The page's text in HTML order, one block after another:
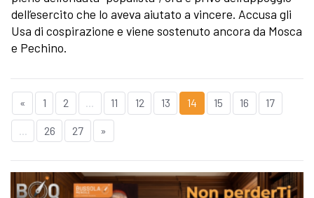
dell’esercito che lo aveva aiutato a vincere. Accusa gli
Usa di cospirazione e viene sostenuto ancora da Mosca
e Pechino.
« 1 2 ... 11 12 13 14 15 16 17
26 27 »